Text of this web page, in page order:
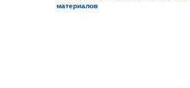
материалов